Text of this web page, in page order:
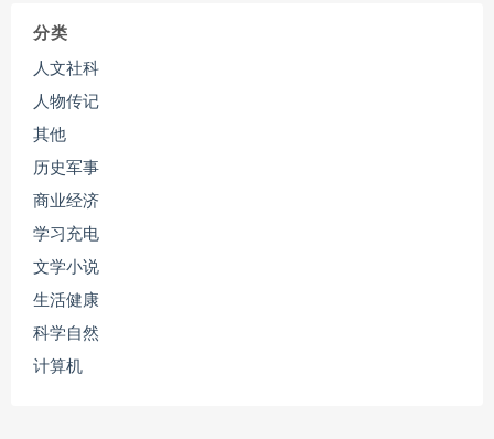
分类
人文社科
人物传记
其他
历史军事
商业经济
学习充电
文学小说
生活健康
科学自然
计算机